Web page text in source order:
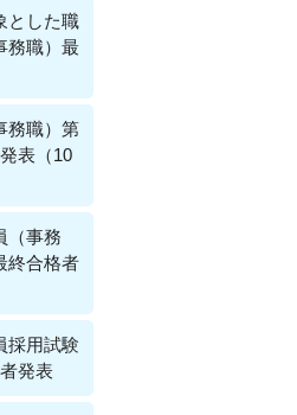
とした職
務職）最
務職）第
表（10
（事務
終合格者
採用試験
発表